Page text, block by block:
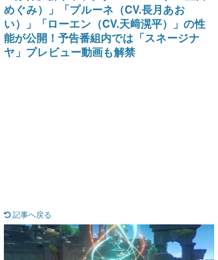
聞きし、ヒットする企画（ゲーム）とは何か？を探ってい
きます。
赫本
この物語を解いてはいけない。『赫本』は、〈試験問題〉
の形をした短編ホラー小説集です。
なんでゲームは面白い？
ゲーム開発者・hamatsu氏がゲームの魅力を画面や操作の
具体的な形から解き明かしていく、硬派で骨太な評論連載
です。
ム、型式番号などを配置
めぐみ）」「プルーネ（CV.長月あお
い）」「ローエン（CV.天﨑滉平）」の性
能が公開！予告番組内では「スネージナ
ヤ」プレビュー動画も解禁
記事へ戻る